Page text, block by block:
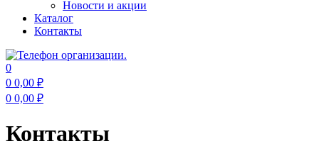
Новости и акции
Каталог
Контакты
0
0 0,00 ₽
0 0,00 ₽
Контакты